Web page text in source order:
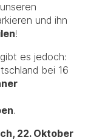
und ihn
!
gibt es jedoch:
bei 16
.
22. Oktober